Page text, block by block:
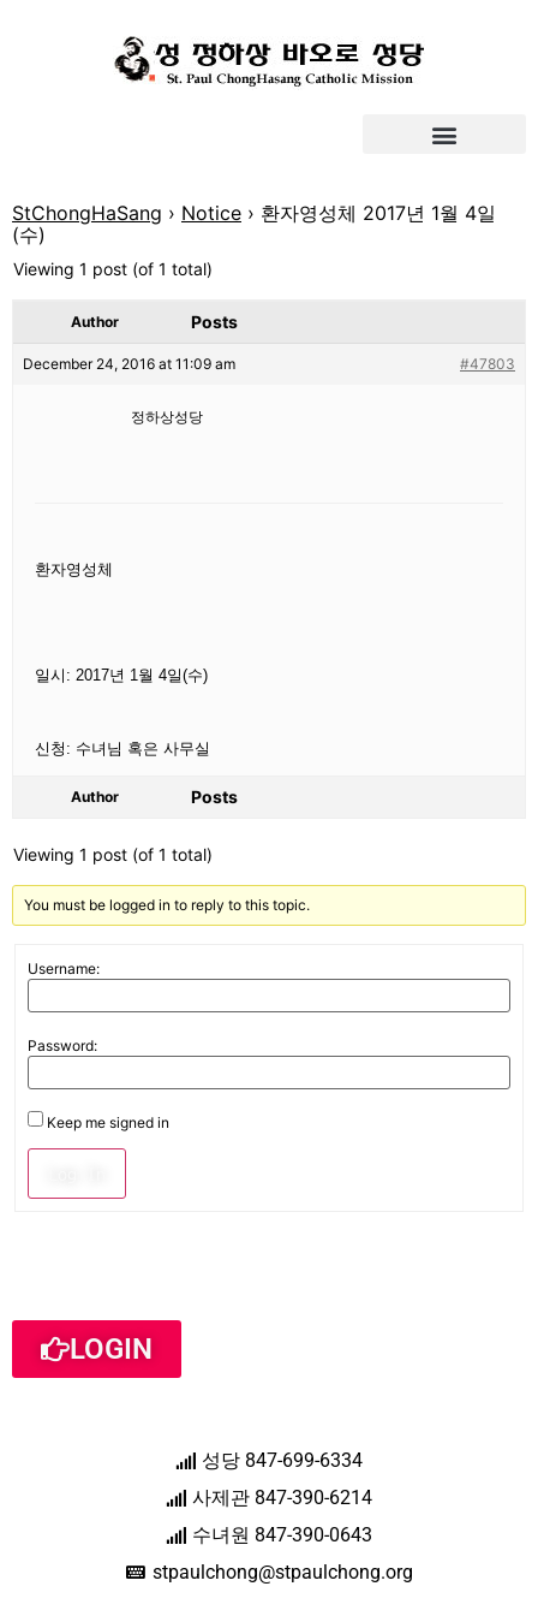
StChongHaSang › Notice › 환자영성체 2017년 1월 4일
(수)
Viewing 1 post (of 1 total)
Author Posts
December 24, 2016 at 11:09 am #47803
정하상성당
환자영성체
일시: 2017년 1월 4일(수)
신청: 수녀님 혹은 사무실
Author Posts
Viewing 1 post (of 1 total)
You must be logged in to reply to this topic.
Username:
Password:
Keep me signed in
LOGIN
성당 847-699-6334
사제관 847-390-6214
수녀원 847-390-0643
stpaulchong@stpaulchong.org